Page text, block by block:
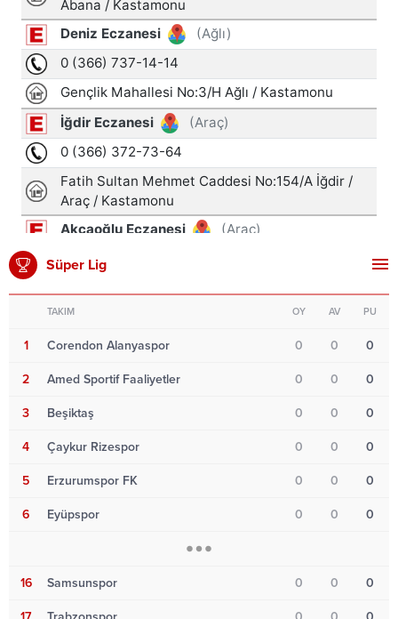
Süper Lig
TAKIM OY AV PU
1 Corendon Alanyaspor 0 0 0
2 Amed Sportif Faaliyetler 0 0 0
3 Beşiktaş 0 0 0
4 Çaykur Rizespor 0 0 0
5 Erzurumspor FK 0 0 0
6 Eyüpspor 0 0 0
16 Samsunspor 0 0 0